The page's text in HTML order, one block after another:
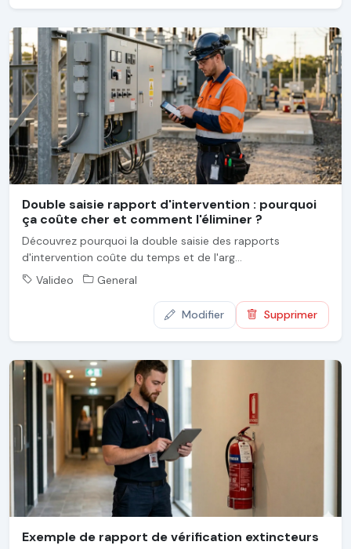
Double saisie rapport d'intervention : pourquoi
ça coûte cher et comment l'éliminer ?
Découvrez pourquoi la double saisie des rapports
d'intervention coûte du temps et de l'arg...
Valideo
General
Modifier Supprimer
Exemple de rapport de vérification extincteurs